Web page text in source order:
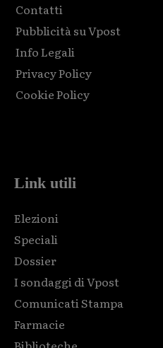
Contatti
Pubblicità su Vpost
Info Legali
Privacy Policy
Cookie Policy
Link utili
Elezioni
Speciali
Dossier
I sondaggi di Vpost
Comunicati Stampa
Farmacie